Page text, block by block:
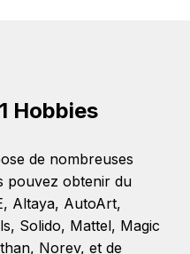
Hobbies
de nombreuses
pouvez obtenir du
, Altaya, AutoArt,
, Solido, Mattel, Magic
, Norev, et de